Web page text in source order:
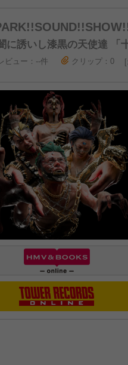
28] 【ライブ動員ランキング】
に誘いし漆黒の天使達 「
ビュー：--件 クリップ：0